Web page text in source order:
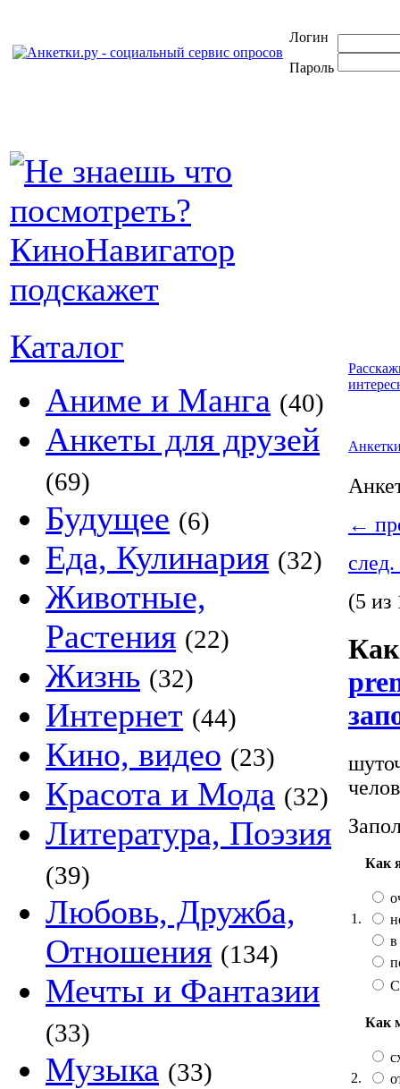
Логин
Пароль
Каталог
Аниме и Манга (40)
Анкеты для друзей
(69)
Будущее (6)
Еда, Кулинария (32)
Животные,
Растения (22)
Жизнь (32)
Интернет (44)
Кино, видео (23)
Красота и Мода (32)
Литература, Поэзия
(39)
Любовь, Дружба,
Отношения (134)
Мечты и Фантазии
(33)
Музыка (33)
←
(5 из
1.
Как
в
2.
Как